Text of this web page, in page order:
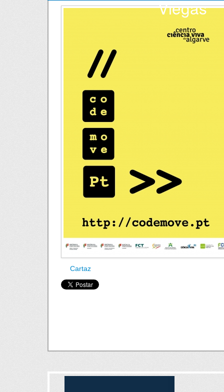
Viegas
Cartaz